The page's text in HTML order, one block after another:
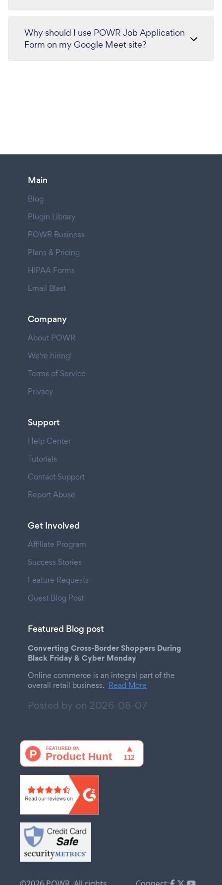
Why should I use POWR Job Application
Form on my Google Meet site?
Main
Blog
Plugin Library
POWR Business
Plans & Pricing
HIPAA Forms
Email Blast
Company
About POWR
We're hiring!
Terms of Service
Privacy
Support
Help Center
Tutorials
Contact Support
Report Abuse
Get Involved
Affiliate Program
Success Stories
Feature Requests
Guest Blog Post
Featured Blog post
Converting Cross-Border Shoppers During
Black Friday & Cyber Monday
Online commerce is an integral part of the
overall retail business. Read More
Posted by on 2026-08-07